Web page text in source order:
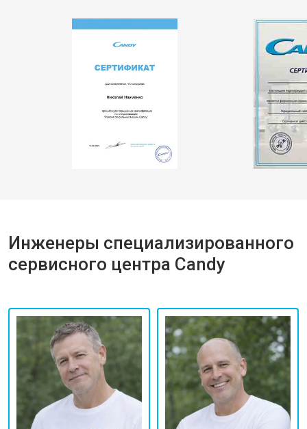
Инженеры специализированного
сервисного центра Candy